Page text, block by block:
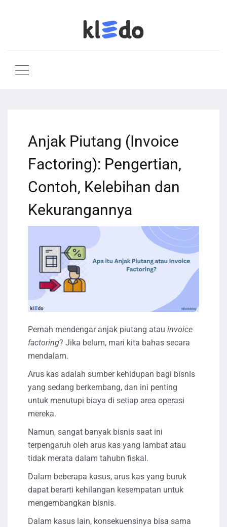
Anjak Piutang (Invoice
Factoring): Pengertian,
Contoh, Kelebihan dan
Kekurangannya
Pernah mendengar anjak piutang atau invoice
factoring? Jika belum, mari kita bahas secara
mendalam.
Arus kas adalah sumber kehidupan bagi bisnis
yang sedang berkembang, dan ini penting
untuk menutupi biaya di setiap area operasi
mereka.
Namun, sangat banyak bisnis saat ini
terpengaruh oleh arus kas yang lambat atau
tidak merata dalam tahubn fiskal.
Dalam beberapa kasus, arus kas yang buruk
dapat berarti kehilangan kesempatan untuk
mengembangkan bisnis.
Dalam kasus lain, konsekuensinya bisa sama